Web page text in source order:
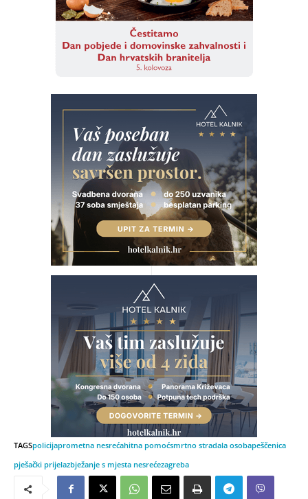
TAGSpolicijaprometna nesrećahitna pomoćsmrtno stradala osobapeščenica
pješački prijelazbježanje s mjesta nesrećezagreba